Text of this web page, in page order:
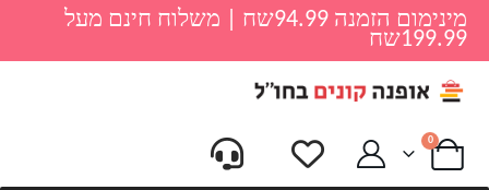
מינימום הזמנה 94.99שח | משלוח חינם מעל
199.99שח
0